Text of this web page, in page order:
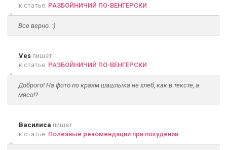
к статье: РАЗБОЙНИЧИЙ ПО-ВЕНГЕРСКИ
Все верно. :)
Ves пишет
к статье: РАЗБОЙНИЧИЙ ПО-ВЕНГЕРСКИ
Доброго! На фото по краям шашлыка не хлеб, как в тексте, а
мясо!?
Василиса пишет
к статье: Полезные рекомендации при похудении